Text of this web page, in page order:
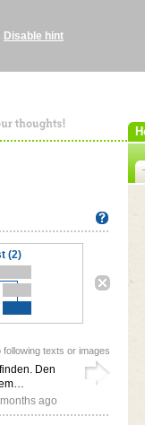
Disable hint
(2)
Den
ago
following texts or images